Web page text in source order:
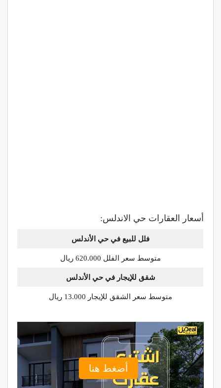
أسعار العقارات حي الاندلس:
فلل للبيع في حي الأندلس
متوسط سعر الفلل 620.000 ريال
شقق للإيجار في حي الأندلس
متوسط سعر الشقق للإيجار 13.000 ريال
أضغط هنا